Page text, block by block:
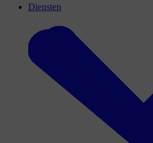
Diensten